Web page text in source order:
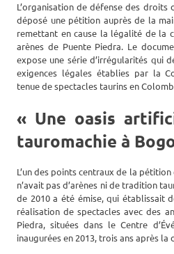
L’organisation de défense des droits
déposé une pétition auprès de la
remettant en cause la légalité de la
arènes de Puente Piedra. Le
expose une série d’irrégularités qui
exigences légales établies par la
tenue de spectacles taurins en
« Une oasis
tauromachie à
L’un des points centraux de la
n’avait pas d’arènes ni de tradition
de 2010 a été émise, qui établissait
réalisation de spectacles avec des
Piedra, situées dans le Centre
inaugurées en 2013, trois ans après